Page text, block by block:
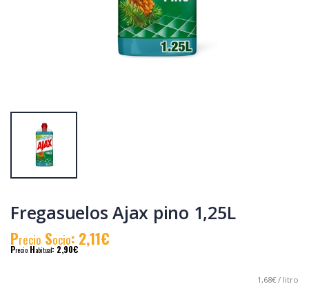
Fregasuelos Ajax pino 1,25L
Precio Socio: 2,11€
Precio Habitual: 2,90€
1,68€ / litro